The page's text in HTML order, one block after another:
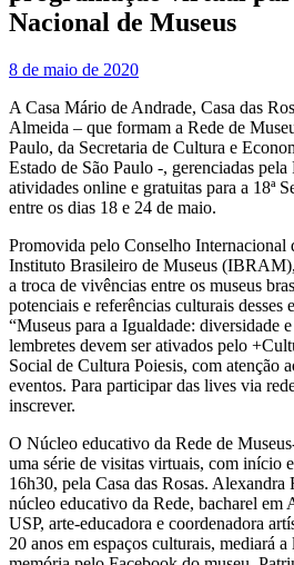
Nacional de Museus
8 de maio de 2020
A Casa Mário de Andrade, Casa das
Almeida – que formam a Rede de
Paulo, da Secretaria de Cultura e
Estado de São Paulo -, gerenciadas
atividades online e gratuitas para a 18ª
entre os dias 18 e 24 de maio.
Promovida pelo Conselho
Instituto Brasileiro de Museus
a troca de vivências entre os museus
potenciais e referências culturais desses
“Museus para a Igualdade: diversidade
lembretes devem ser ativados pelo
Social de Cultura Poiesis, com atenção
eventos. Para participar das lives via
inscrever.
O Núcleo educativo da Rede de
uma série de visitas virtuais, com início
16h30, pela Casa das Rosas. Alexandra
núcleo educativo da Rede, bacharel em
USP, arte-educadora e coordenadora
20 anos em espaços culturais, mediará